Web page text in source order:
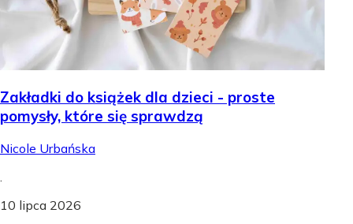
Zakładki do książek dla dzieci - proste
pomysły, które się sprawdzą
Nicole Urbańska
10 lipca 2026